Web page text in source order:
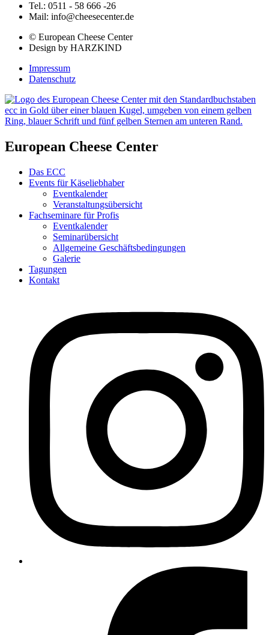
Tel.: 0511 - 58 666 -26
Mail: info@cheesecenter.de
© European Cheese Center
Design by HARZKIND
Impressum
Datenschutz
European Cheese Center
Das ECC
Events für Käseliebhaber
Eventkalender
Veranstaltungsübersicht
Fachseminare für Profis
Eventkalender
Seminarübersicht
Allgemeine Geschäftsbedingungen
Galerie
Tagungen
Kontakt